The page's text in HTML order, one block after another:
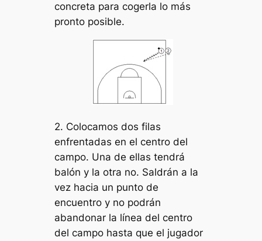
concreta para cogerla lo más
pronto posible.
2. Colocamos dos filas
enfrentadas en el centro del
campo. Una de ellas tendrá
balón y la otra no. Saldrán a la
vez hacia un punto de
encuentro y no podrán
abandonar la línea del centro
del campo hasta que el jugador